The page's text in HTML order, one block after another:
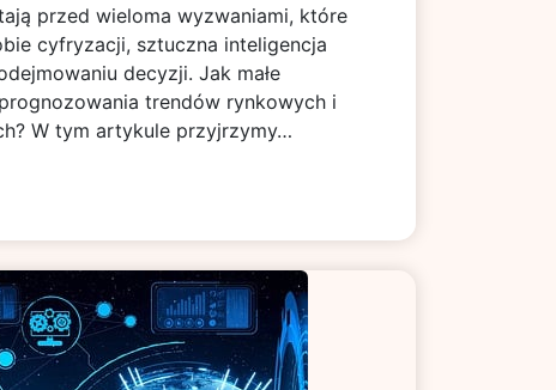
przed wieloma wyzwaniami, które
cyfryzacji, sztuczna inteligencja
decyzji. Jak małe
trendów rynkowych i
W tym artykule przyjrzymy…